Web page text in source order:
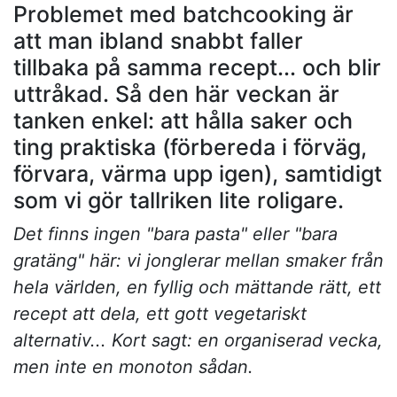
Problemet med batchcooking är
att man ibland snabbt faller
tillbaka på samma recept... och blir
uttråkad. Så den här veckan är
tanken enkel: att hålla saker och
ting praktiska (förbereda i förväg,
förvara, värma upp igen), samtidigt
som vi gör tallriken lite roligare.
Det finns ingen "bara pasta" eller "bara
gratäng" här: vi jonglerar mellan smaker från
hela världen, en fyllig och mättande rätt, ett
recept att dela, ett gott vegetariskt
alternativ... Kort sagt: en organiserad vecka,
men inte en monoton sådan.